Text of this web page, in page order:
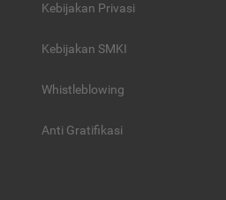
Kebijakan Privasi
Kebijakan SMKI
Whistleblowing
Anti Gratifikasi